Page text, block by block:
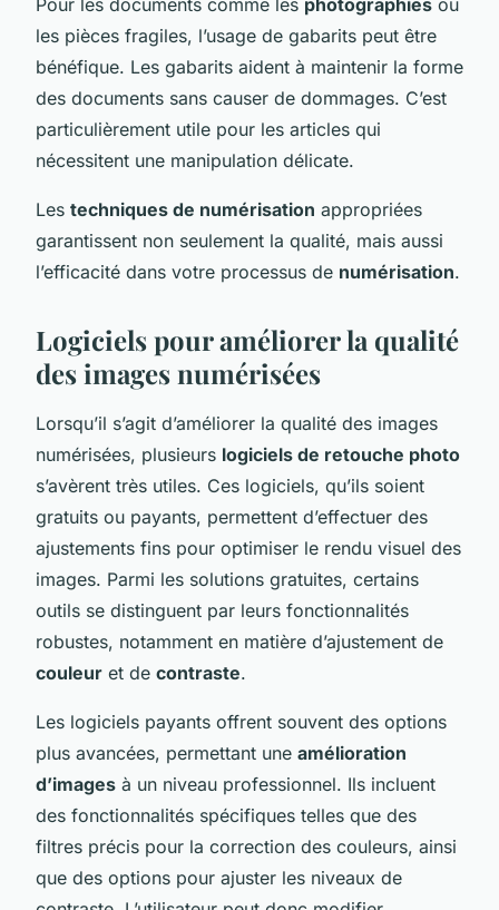
les pièces fragiles, l’usage de gabarits peut être
bénéfique. Les gabarits aident à maintenir la forme
des documents sans causer de dommages. C’est
particulièrement utile pour les articles qui
nécessitent une manipulation délicate.
Les techniques de numérisation appropriées
garantissent non seulement la qualité, mais aussi
l’efficacité dans votre processus de numérisation.
Logiciels pour améliorer la qualité
des images numérisées
Lorsqu’il s’agit d’améliorer la qualité des images
numérisées, plusieurs logiciels de retouche photo
s’avèrent très utiles. Ces logiciels, qu’ils soient
gratuits ou payants, permettent d’effectuer des
ajustements fins pour optimiser le rendu visuel des
images. Parmi les solutions gratuites, certains
outils se distinguent par leurs fonctionnalités
robustes, notamment en matière d’ajustement de
couleur et de contraste.
Les logiciels payants offrent souvent des options
plus avancées, permettant une amélioration
d’images à un niveau professionnel. Ils incluent
des fonctionnalités spécifiques telles que des
filtres précis pour la correction des couleurs, ainsi
que des options pour ajuster les niveaux de